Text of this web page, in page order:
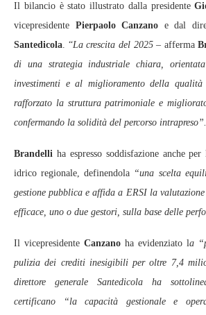
Il bilancio è stato illustrato dalla presidente
vicepresidente Pierpaolo Canzano e dal
Santedicola. “La crescita del 2025 – afferma
di una strategia industriale chiara,
investimenti e al miglioramento della qualità
rafforzato la struttura patrimoniale e
confermando la solidità del percorso intrapreso”.
Brandelli ha espresso soddisfazione anche
idrico regionale, definendola “una scelta
gestione pubblica e affida a ERSI la
efficace, uno o due gestori, sulla base delle
Il vicepresidente Canzano ha evidenziato la
pulizia dei crediti inesigibili per oltre 7,4
direttore generale Santedicola ha
certificano “la capacità gestionale e